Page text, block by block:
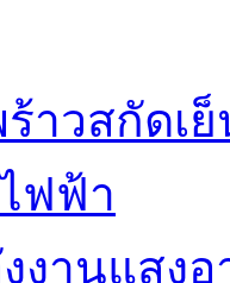
าวสกัดเ
ฟฟ้า
งานแสง